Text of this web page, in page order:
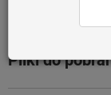
Pliki do